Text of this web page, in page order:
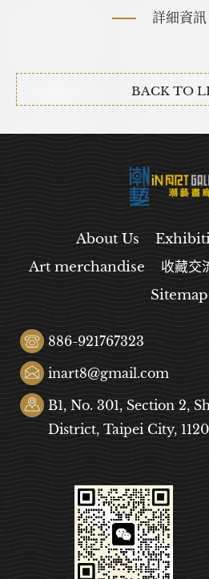
詳細資訊
BACK TO
About Us
Art merchandise
收藏交
Sitemap
886-921767323
inart8@gmail.com
B1, No. 301, Section 2,
District, Taipei City,